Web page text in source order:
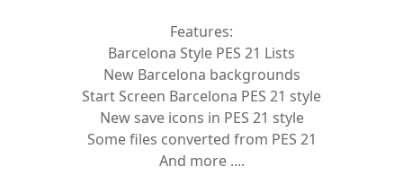
Features:
Barcelona Style PES 21 Lists
New Barcelona backgrounds
Start Screen Barcelona PES 21 style
New save icons in PES 21 style
Some files converted from PES 21
And more ....